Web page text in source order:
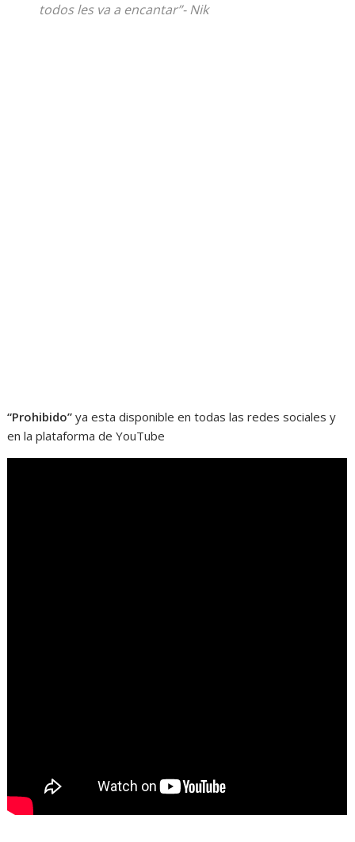
todos les va a encantar”- Nik
“Prohibido” ya esta disponible en todas las redes sociales y
en la plataforma de YouTube